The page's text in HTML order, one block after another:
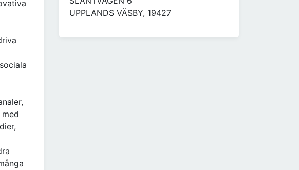
UPPLANDS VÄSBY, 19427